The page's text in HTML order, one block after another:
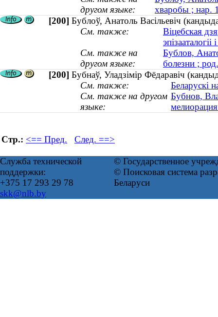
другом языке:
хваробы ; нар.
[200] Бублоў, Анатоль Васільевіч
См. также:
Віцебская
См. также на
другом языке:
Бублов,
болезни ;
[200] Бубнаў, Уладзімір Фёдаравіч
См. также:
Беларускі
См. также на другом
языке:
Бубнов,
Стр.: <== Пред. След. ==>
Служба технической
поддержки:
+375 17 293 29 78
skk@nlb.by
© Государственное
© Поисковая система
Беларуси